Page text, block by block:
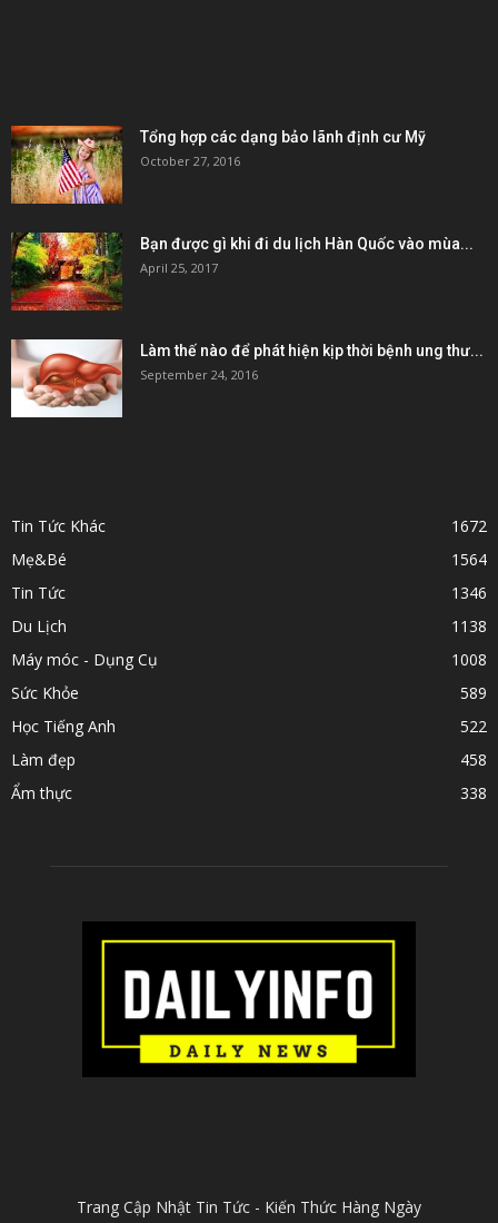
Tổng hợp các dạng bảo lãnh định cư Mỹ
October 27, 2016
Bạn được gì khi đi du lịch Hàn Quốc vào mùa...
April 25, 2017
Làm thế nào để phát hiện kịp thời bệnh ung thư...
September 24, 2016
Tin Tức Khác
1672
Mẹ&Bé
1564
Tin Tức
1346
Du Lịch
1138
Máy móc - Dụng Cụ
1008
Sức Khỏe
589
Học Tiếng Anh
522
Làm đẹp
458
Ẩm thực
338
Trang Cập Nhật Tin Tức - Kiến Thức Hàng Ngày